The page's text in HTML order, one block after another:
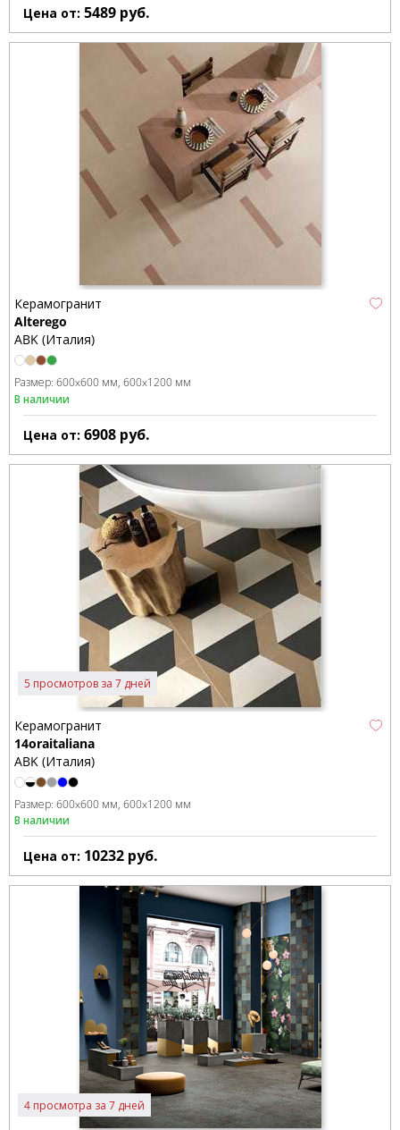
Цена от: 5489 руб.
Керамогранит
Alterego
ABK (Италия)
Размер: 600x600 мм 600x1200 мм
В наличии
Цена от: 6908 руб.
5 просмотров за 7 дней
Керамогранит
14oraitaliana
ABK (Италия)
Размер: 600x600 мм 600x1200 мм
В наличии
Цена от: 10232 руб.
4 просмотра за 7 дней